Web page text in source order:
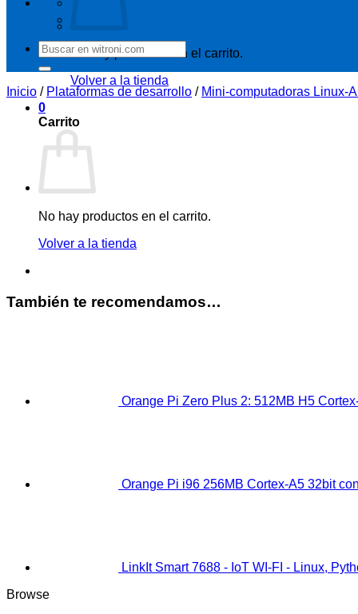
No hay productos en el carrito.
Volver a la tienda
0
Carrito
No hay productos en el carrito.
Volver a la tienda
Buscar
por:
Inicio / Plataformas de desarrollo / Mini-computadoras Linux-
También te recomendamos…
Orange Pi Zero Plus 2: 512MB H5
Orange Pi i96 256MB Cortex-A5 32bit
LinkIt Smart 7688 - IoT WI-FI - Linux,
Browse